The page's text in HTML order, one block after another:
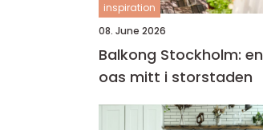
inspiration
08. June 2026
Balkong Stockholm: en
oas mitt i storstaden